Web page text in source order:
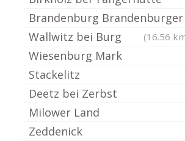
Brandenburg
Wallwitz bei Burg (16.56
Wiesenburg Mark
Stackelitz
Deetz bei Zerbst
Milower Land
Zeddenick